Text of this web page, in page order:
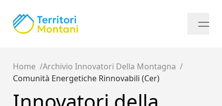
Home
Archivio Innovatori Della Montagna
Comunità Energetiche Rinnovabili (cer)